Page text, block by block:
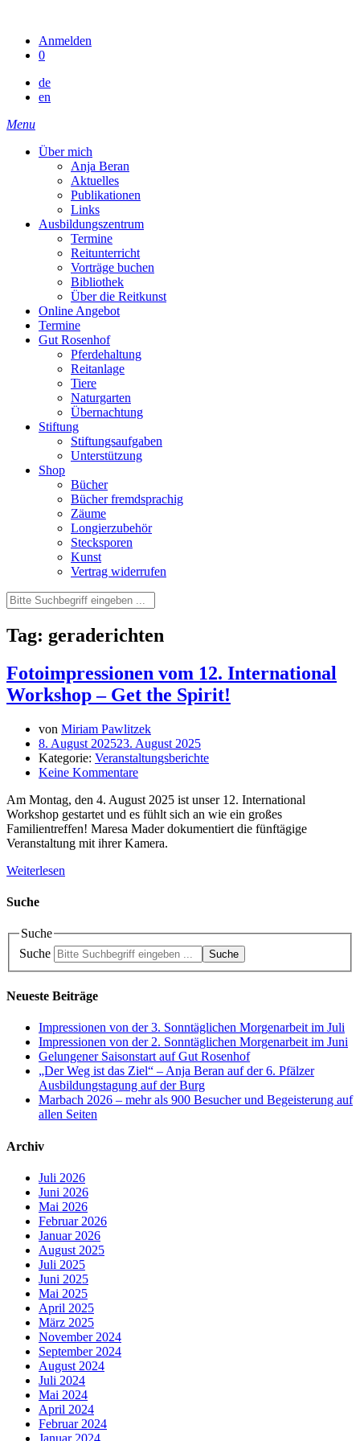
contentAnmelden
0
de
en
Menu
Über mich
Anja Beran
Aktuelles
Publikationen
Links
Ausbildungszentrum
Termine
Reitunterricht
Vorträge buchen
Bibliothek
Über die Reitkunst
Online Angebot
Termine
Gut Rosenhof
Pferdehaltung
Reitanlage
Tiere
Naturgarten
Übernachtung
Stiftung
Stiftungsaufgaben
Unterstützung
Shop
Bücher
Bücher fremdsprachig
Zäume
Longierzubehör
Stecksporen
Kunst
Vertrag widerrufen
Tag: geraderichten
Fotoimpressionen vom 12. International
Workshop – Get the Spirit!
von Miriam Pawlitzek
8. August 202523. August 2025
Kategorie: Veranstaltungsberichte
Keine Kommentare
Am Montag, den 4. August 2025 ist unser 12. International
Workshop gestartet und es fühlt sich an wie ein großes
Familientreffen! Maresa Mader dokumentiert die fünftägige
Veranstaltung mit ihrer Kamera.
Weiterlesen
Suche
Suche
Suche
Suche
Neueste Beiträge
Impressionen von der 3. Sonntäglichen Morgenarbeit im Juli
Impressionen von der 2. Sonntäglichen Morgenarbeit im Juni
Gelungener Saisonstart auf Gut Rosenhof
„Der Weg ist das Ziel“ – Anja Beran auf der 6. Pfälzer
Ausbildungstagung auf der Burg
Marbach 2026 – mehr als 900 Besucher und Begeisterung auf
allen Seiten
Archiv
Juli 2026
Juni 2026
Mai 2026
Februar 2026
Januar 2026
August 2025
Juli 2025
Juni 2025
Mai 2025
April 2025
März 2025
November 2024
September 2024
August 2024
Juli 2024
Mai 2024
April 2024
Februar 2024
Januar 2024